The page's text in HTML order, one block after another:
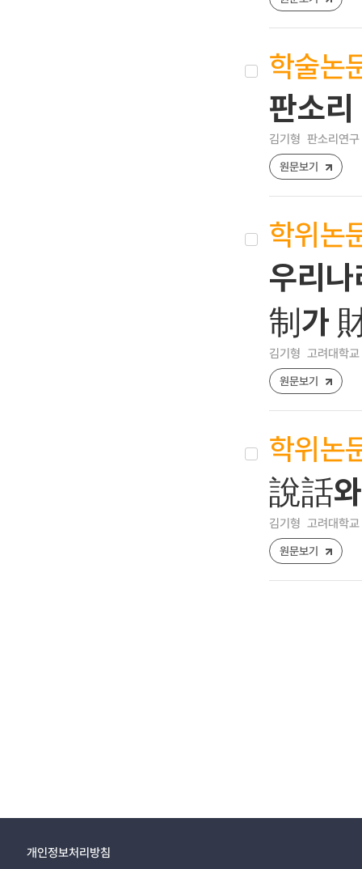
학술논
판소
김기형 판소리연
원문보기
학위논
우리
制가
김기형 고려대학
원문보기
학위논
說話
김기형 고려대학
원문보기
개인정보처리방침